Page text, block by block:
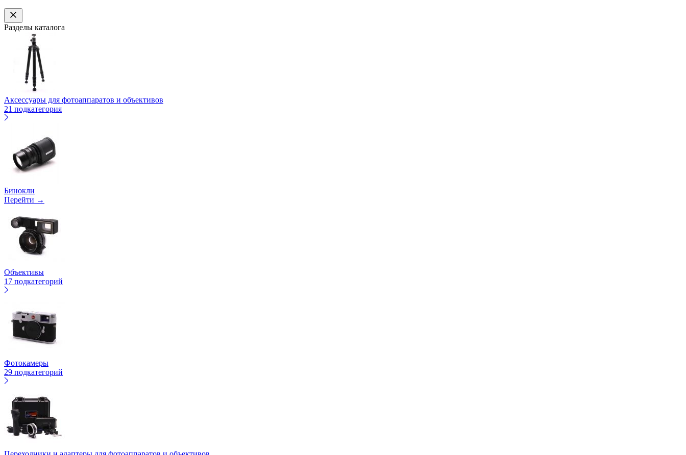
Разделы каталога
Аксессуары для фотоаппаратов и объективов
21 подкатегория
Бинокли
Перейти →
Объективы
17 подкатегорий
Фотокамеры
29 подкатегорий